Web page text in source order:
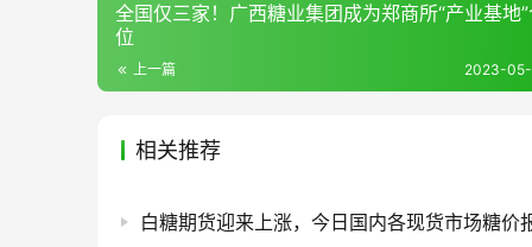
全国仅三家！广西糖业集团成为郑商所“产业基地
位
上一篇 2023-
相关推荐